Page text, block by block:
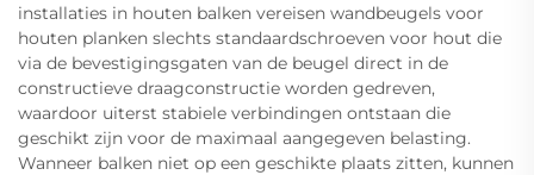
installaties in houten balken vereisen wandbeugels voor
houten planken slechts standaardschroeven voor hout die
via de bevestigingsgaten van de beugel direct in de
constructieve draagconstructie worden gedreven,
waardoor uiterst stabiele verbindingen ontstaan die
geschikt zijn voor de maximaal aangegeven belasting.
Wanneer balken niet op een geschikte plaats zitten, kunnen